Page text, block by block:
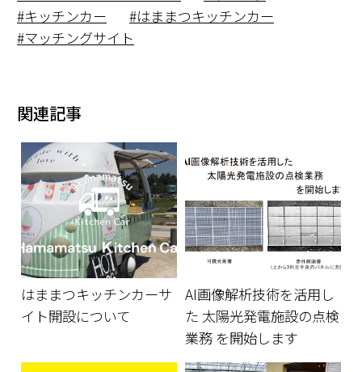
キッチンカー
はままつキッチンカー
マッチングサイト
関連記事
はままつキッチンカーサ
イト開設について
AI画像解析技術を活用し
た 太陽光発電施設の点検
業務 を開始します